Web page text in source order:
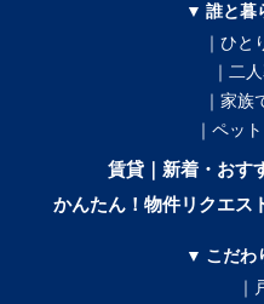
▼ 誰と暮
｜ひと
｜二
｜家族
｜ペッ
賃貸｜新着・おす
かんたん！物件リクエス
▼ こだわ
｜